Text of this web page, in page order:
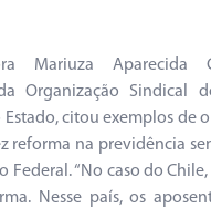
Mariuza Aparecida
Organização Sindical
Estado, citou exemplos de
reforma na previdência
Federal. “No caso do
Nesse país, os